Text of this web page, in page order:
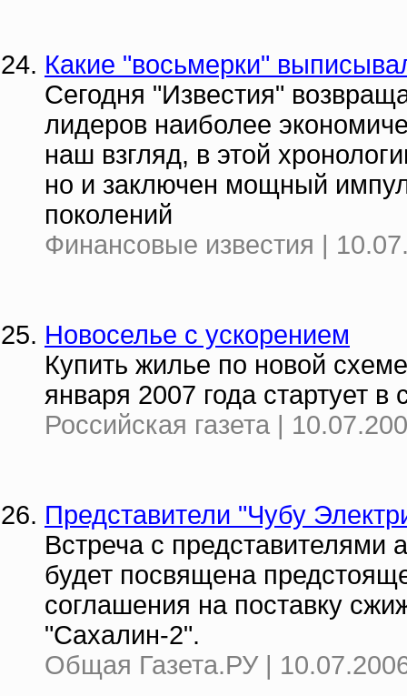
Какие "восьмерки"
Сегодня "Известия"
лидеров наиболее
наш взгляд, в этой
но и заключен мощный
поколений
Финансовые известия |
Новоселье с ускорением
Купить жилье по новой
января 2007 года стартует
Российская газета |
Представители "Чубу
Встреча с представителями
будет посвящена
соглашения на поставку
"Сахалин-2".
Общая Газета.РУ |